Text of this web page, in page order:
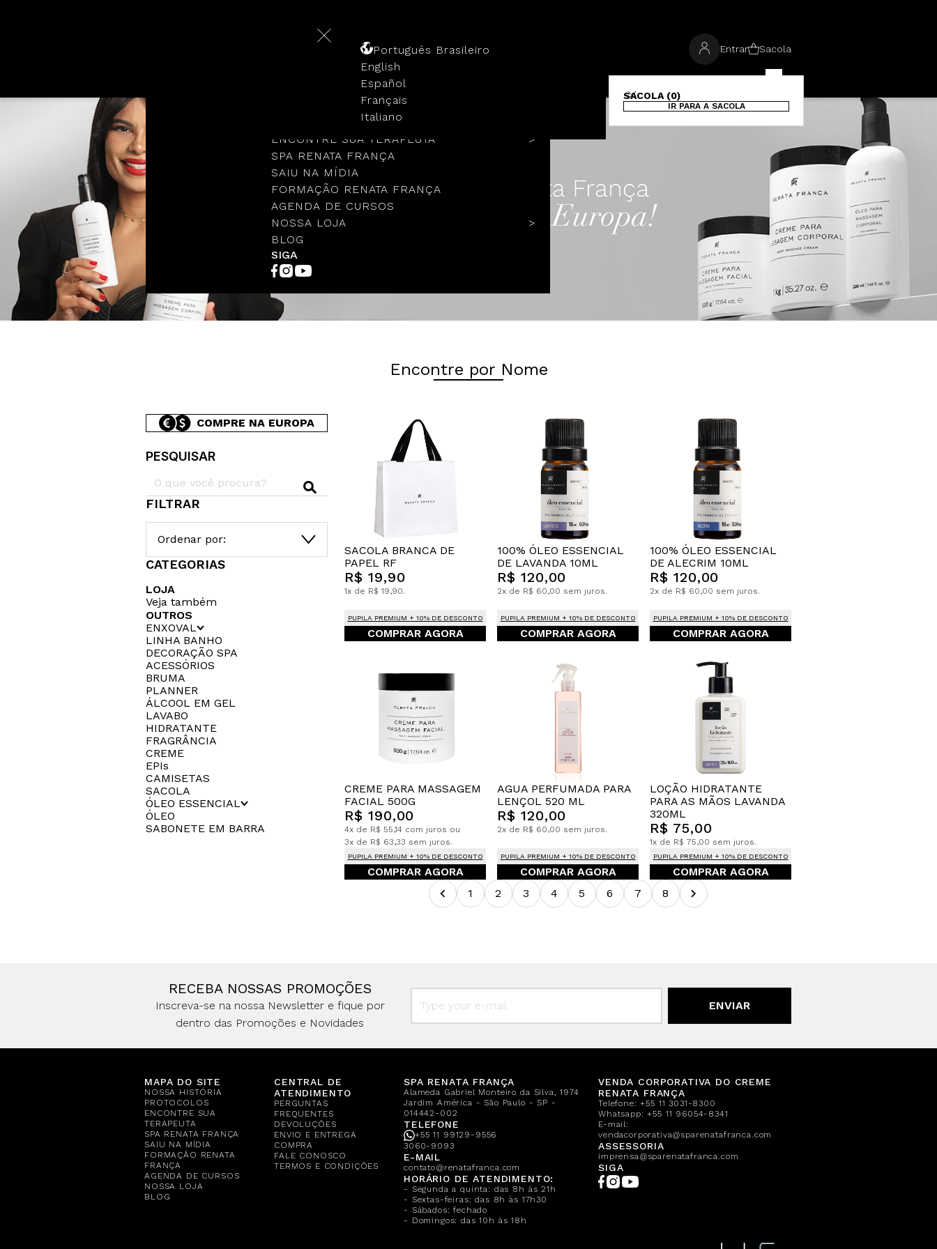
NOSSA HISTÓRIA
ENCONTRE SUA TERAPEUTA
SPA RENATA FRANÇA
SAIU NA MÍDIA
FORMAÇÃO RENATA FRANÇA
AGENDA DE CURSOS
NOSSA LOJA
BLOG
SIGA
Português Brasileiro
English
Español
Français
Italiano
Entrar Sacola
SACOLA (0)
IR PARA A SACOLA
Encontre por Nome
COMPRE NA EUROPA
PESQUISAR
FILTRAR
Ordenar por:
CATEGORIAS
LOJA
Veja também
OUTROS
ENXOVAL
LINHA BANHO
DECORAÇÃO SPA
ACESSÓRIOS
BRUMA
PLANNER
ÁLCOOL EM GEL
LAVABO
HIDRATANTE
FRAGRÂNCIA
CREME
EPIs
CAMISETAS
SACOLA
ÓLEO ESSENCIAL
ÓLEO
SABONETE EM BARRA
SACOLA BRANCA DE
PAPEL RF
R$ 19,90
1x de R$ 19,90.
PUPILA PREMIUM + 10% DE DESCONTO
COMPRAR AGORA
100% ÓLEO ESSENCIAL
DE LAVANDA 10ML
R$ 120,00
2x de R$ 60,00 sem juros.
PUPILA PREMIUM + 10% DE DESCONTO
COMPRAR AGORA
100% ÓLEO ESSENCIAL
DE ALECRIM 10ML
R$ 120,00
2x de R$ 60,00 sem juros.
PUPILA PREMIUM + 10% DE DESCONTO
COMPRAR AGORA
CREME PARA MASSAGEM
FACIAL 500G
R$ 190,00
4x de R$ 55,14 com juros ou
3x de R$ 63,33 sem juros.
PUPILA PREMIUM + 10% DE DESCONTO
COMPRAR AGORA
AGUA PERFUMADA PARA
LENÇOL 520 ML
R$ 120,00
2x de R$ 60,00 sem juros.
PUPILA PREMIUM + 10% DE DESCONTO
COMPRAR AGORA
LOÇÃO HIDRATANTE
PARA AS MÃOS LAVANDA
320ML
R$ 75,00
1x de R$ 75,00 sem juros.
PUPILA PREMIUM + 10% DE DESCONTO
COMPRAR AGORA
1
2 3 4 5 6 7 8
RECEBA NOSSAS PROMOÇÕES
Inscreva-se na nossa Newsletter e fique por
dentro das Promoções e Novidades
ENVIAR
MAPA DO SITE
NOSSA HISTÓRIA
PROTOCOLOS
ENCONTRE SUA
TERAPEUTA
SPA RENATA FRANÇA
SAIU NA MÍDIA
FORMAÇÃO RENATA
FRANÇA
AGENDA DE CURSOS
NOSSA LOJA
BLOG
CENTRAL DE
ATENDIMENTO
PERGUNTAS
FREQUENTES
DEVOLUÇÕES
ENVIO E ENTREGA
COMPRA
FALE CONOSCO
TERMOS E CONDIÇÕES
SPA RENATA FRANÇA
Alameda Gabriel Monteiro da Silva, 1974
Jardim América - São Paulo - SP -
014442-002
TELEFONE
+55 11 99129-9556
3060-9093
E-MAIL
contato@renatafranca.com
HORÁRIO DE ATENDIMENTO:
- Segunda a quinta: das 8h às 21h
- Sextas-feiras: das 8h às 17h30
- Sábados: fechado
- Domingos: das 10h às 18h
VENDA CORPORATIVA DO CREME
RENATA FRANÇA
Telefone:+55 11 3031-8300
Whatsapp:+55 11 96054-8341
E-mail:
vendacorporativa@sparenatafranca.com
ASSESSORIA
imprensa@sparenatafranca.com
SIGA